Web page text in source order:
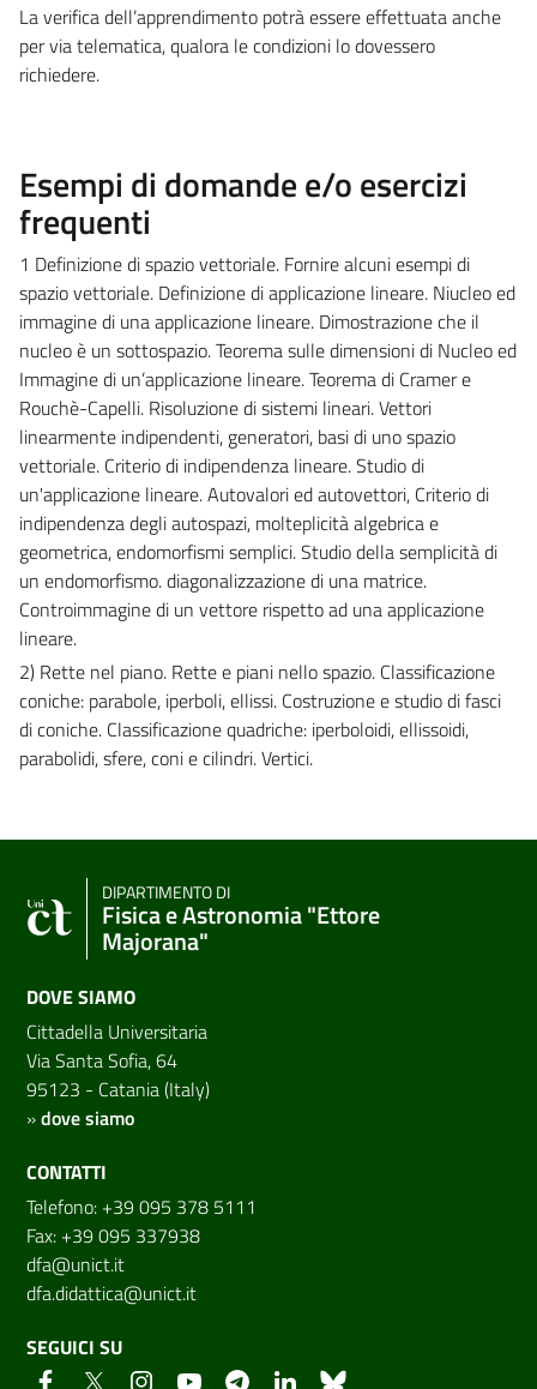
La verifica dell’apprendimento potrà essere effettuata anche
per via telematica, qualora le condizioni lo dovessero
richiedere.
Esempi di domande e/o esercizi
frequenti
1 Definizione di spazio vettoriale. Fornire alcuni esempi di
spazio vettoriale. Definizione di applicazione lineare. Niucleo ed
immagine di una applicazione lineare. Dimostrazione che il
nucleo è un sottospazio. Teorema sulle dimensioni di Nucleo ed
Immagine di un’applicazione lineare. Teorema di Cramer e
Rouchè-Capelli. Risoluzione di sistemi lineari. Vettori
linearmente indipendenti, generatori, basi di uno spazio
vettoriale. Criterio di indipendenza lineare. Studio di
un'applicazione lineare. Autovalori ed autovettori, Criterio di
indipendenza degli autospazi, molteplicità algebrica e
geometrica, endomorfismi semplici. Studio della semplicità di
un endomorfismo. diagonalizzazione di una matrice.
Controimmagine di un vettore rispetto ad una applicazione
lineare.
2) Rette nel piano. Rette e piani nello spazio. Classificazione
coniche: parabole, iperboli, ellissi. Costruzione e studio di fasci
di coniche. Classificazione quadriche: iperboloidi, ellissoidi,
parabolidi, sfere, coni e cilindri. Vertici.
DIPARTIMENTO DI
Fisica e Astronomia "Ettore
Majorana"
DOVE SIAMO
Cittadella Universitaria
Via Santa Sofia, 64
95123 - Catania (Italy)
»dove siamo
CONTATTI
Telefono: +39 095 378 5111
Fax: +39 095 337938
dfa@unict.it
dfa.didattica@unict.it
SEGUICI SU